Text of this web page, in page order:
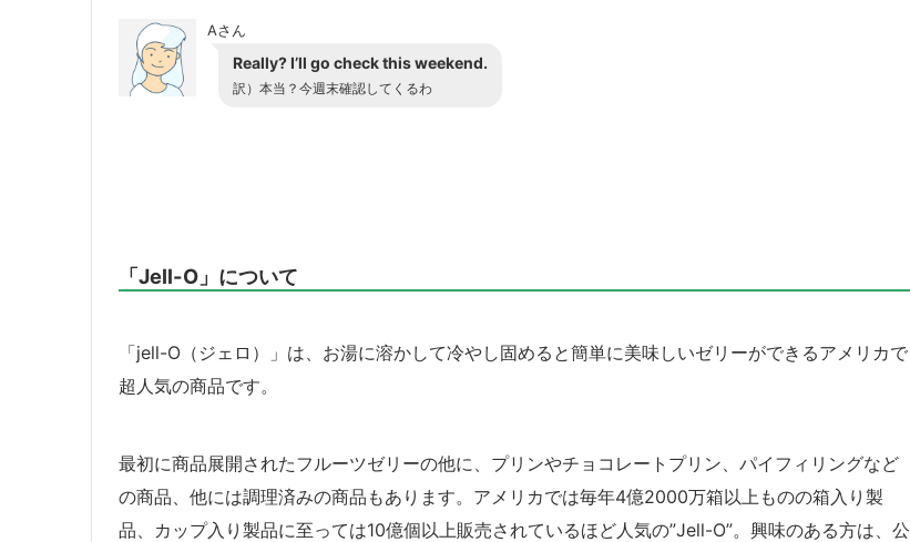
Aさん
Really? I’ll go check this weekend.
訳）本当？今週末確認してくるわ
「Jell-O」について
「jell-O（ジェロ）」は、お湯に溶かして冷やし固めると簡単に美味しいゼリーができるアメリカで
超人気の商品です。
最初に商品展開されたフルーツゼリーの他に、プリンやチョコレートプリン、パイフィリングなど
の商品、他には調理済みの商品もあります。アメリカでは毎年4億2000万箱以上ものの箱入り製
品、カップ入り製品に至っては10億個以上販売されているほど人気の”Jell-O”。興味のある方は、公